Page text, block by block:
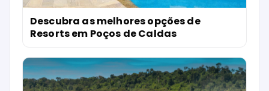
Descubra as melhores opções de
Resorts em Poços de Caldas